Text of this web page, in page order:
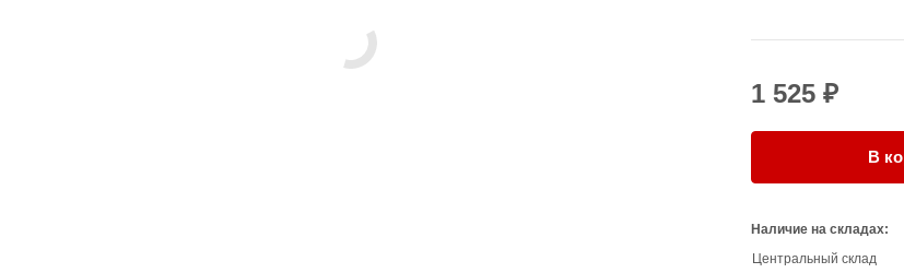
1 525 ₽
В
Наличие на складах:
Центральный склад